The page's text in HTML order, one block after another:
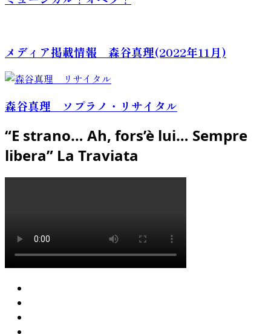
メディア掲載情報 森谷真理(2022年11月)
森谷真理 ソプラノ・リサイタル
“E strano… Ah, fors’è lui… Sempre
libera” La Traviata